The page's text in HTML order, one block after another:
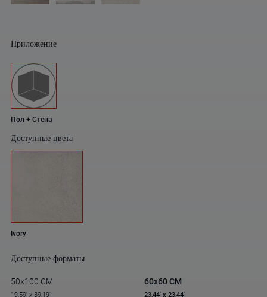
Приложение
Пол + Стена
Доступные цвета
Ivory
Доступные форматы
50x100 CM
19,59' x 39,19'
60x60 CM
23,44' x 23,44'